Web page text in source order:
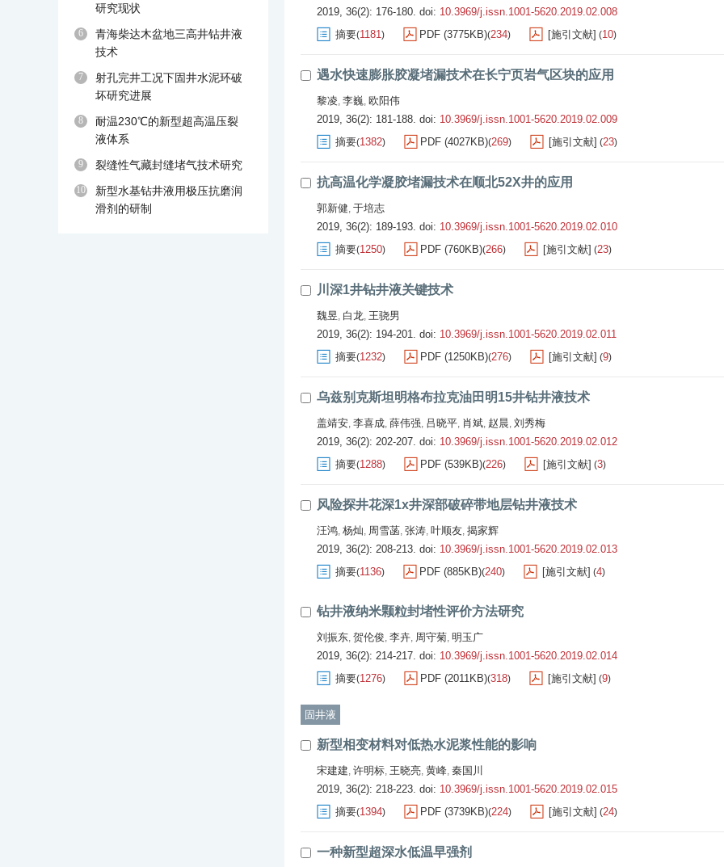
研究现状
6
青海柴达木盆地三高井钻井液
技术
7
射孔完井工况下固井水泥环破
坏研究进展
8
耐温230℃的新型超高温压裂
液体系
9 裂缝性气藏封缝堵气技术研究
10
新型水基钻井液用极压抗磨润
滑剂的研制
2019, 36(2): 176-180. doi: 10.3969/j.issn.1001-5620.2019.02.008
摘要(1181) PDF (3775KB)(234) [施引文献] (10)
遇水快速膨胀胶凝堵漏技术在长宁页岩气区块的应用
黎凌, 李巍, 欧阳伟
2019, 36(2): 181-188. doi: 10.3969/j.issn.1001-5620.2019.02.009
摘要(1382) PDF (4027KB)(269) [施引文献] (23)
抗高温化学凝胶堵漏技术在顺北52X井的应用
郭新健, 于培志
2019, 36(2): 189-193. doi: 10.3969/j.issn.1001-5620.2019.02.010
摘要(1250) PDF (760KB)(266) [施引文献] (23)
川深1井钻井液关键技术
魏昱, 白龙, 王骁男
2019, 36(2): 194-201. doi: 10.3969/j.issn.1001-5620.2019.02.011
摘要(1232) PDF (1250KB)(276) [施引文献] (9)
乌兹别克斯坦明格布拉克油田明15井钻井液技术
盖靖安, 李喜成, 薛伟强, 吕晓平, 肖斌, 赵晨, 刘秀梅
2019, 36(2): 202-207. doi: 10.3969/j.issn.1001-5620.2019.02.012
摘要(1288) PDF (539KB)(226) [施引文献] (3)
风险探井花深1x井深部破碎带地层钻井液技术
汪鸿, 杨灿, 周雪菡, 张涛, 叶顺友, 揭家辉
2019, 36(2): 208-213. doi: 10.3969/j.issn.1001-5620.2019.02.013
摘要(1136) PDF (885KB)(240) [施引文献] (4)
钻井液纳米颗粒封堵性评价方法研究
刘振东, 贺伦俊, 李卉, 周守菊, 明玉广
2019, 36(2): 214-217. doi: 10.3969/j.issn.1001-5620.2019.02.014
摘要(1276) PDF (2011KB)(318) [施引文献] (9)
固井液
新型相变材料对低热水泥浆性能的影响
宋建建, 许明标, 王晓亮, 黄峰, 秦国川
2019, 36(2): 218-223. doi: 10.3969/j.issn.1001-5620.2019.02.015
摘要(1394) PDF (3739KB)(224) [施引文献] (24)
一种新型超深水低温早强剂